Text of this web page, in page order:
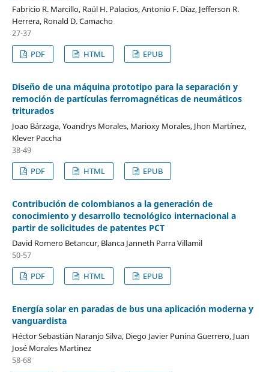
Fabricio R. Marcillo, Raúl H. Palacios, Antonio F. Díaz, Jefferson R.
Herrera, Ronald D. Camacho
27-37
PDF
HTML EPUB
Diseño de una máquina prototipo para la separación y
remoción de partículas ferromagnéticas de neumáticos
triturados
Joao Bárzaga, Yoandrys Morales, Marioxy Morales, Jhon Martínez,
Klever Paccha
38-49
PDF
HTML EPUB
Contribución de colombianos a la generación de
conocimiento y desarrollo tecnológico internacional a
partir de solicitudes de patentes PCT
David Romero Betancur, Blanca Janneth Parra Villamil
50-57
PDF
HTML EPUB
Energía solar en paradas de bus una aplicación moderna y
vanguardista
Héctor Sebastián Naranjo Silva, Diego Javier Punina Guerrero, Juan
José Morales Martinez
58-68